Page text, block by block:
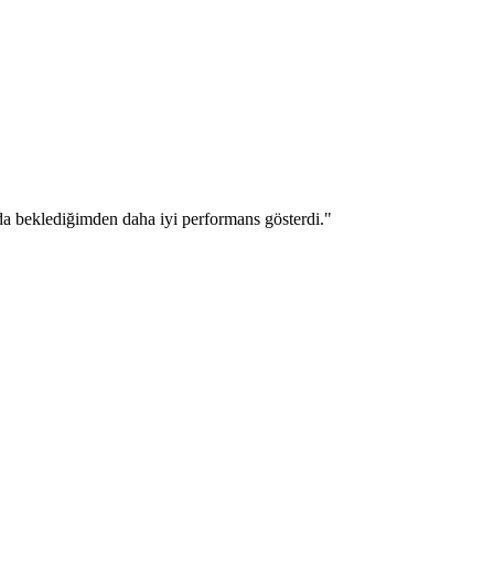
beklediğimden daha iyi performans gösterdi."